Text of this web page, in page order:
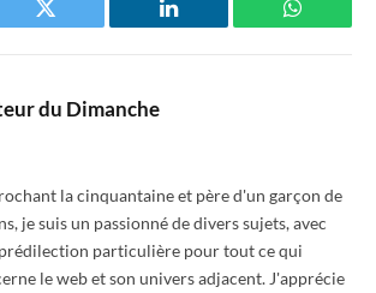
Twitter LinkedIn
du Dimanche
la cinquantaine et père d'un garçon de
je suis un passionné de divers sujets, avec
particulière pour tout ce qui
le web et son univers adjacent. J'apprécie